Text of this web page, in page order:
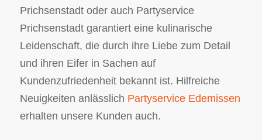
Prichsenstadt oder auch Partyservice
Prichsenstadt garantiert eine kulinarische
Leidenschaft, die durch ihre Liebe zum Detail
und ihren Eifer in Sachen auf
Kundenzufriedenheit bekannt ist. Hilfreiche
Neuigkeiten anlässlich Partyservice Edemissen
erhalten unsere Kunden auch.